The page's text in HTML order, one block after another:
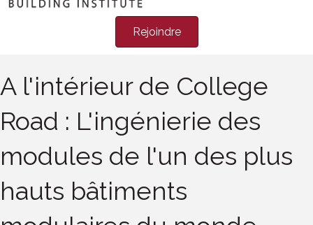
Rejoindre
A l'intérieur de College
Road : L'ingénierie des
modules de l'un des plus
hauts bâtiments